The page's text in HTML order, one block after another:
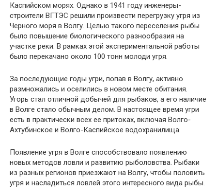
Каспийском морях. Однако в 1941 году инженеры-
строители ВГТЭС решили произвести перегрузку угря из
Черного моря в Волгу. Целью такого переселения рыбы
было повышение биологического разнообразия на
участке реки. В рамках этой экспериментальной работы
было перекачано около 100 тонн молоди угря.
За последующие годы угри, попав в Волгу, активно
размножались и оселились в новом месте обитания.
Угорь стал отличной добычей для рыбаков, а его наличие
в Волге стало обычным делом. В настоящее время угри
есть в практически всех ее притоках, включая Волго-
Ахтубинское и Волго-Каспийское водохранилища.
Появление угря в Волге способствовало появлению
новых методов ловли и развитию рыболовства. Рыбаки
из разных регионов приезжают на Волгу, чтобы половить
угря и насладиться ловлей этого интересного вида рыбы.